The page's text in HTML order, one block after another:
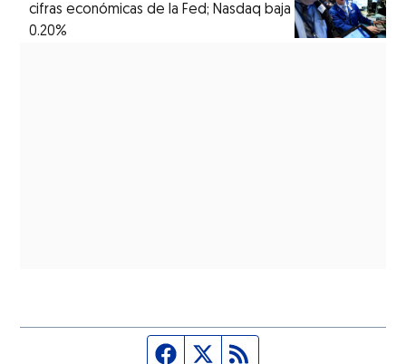
cifras económicas de la Fed; Nasdaq baja
0.20%
Página de Facebook
Fuente Twitter